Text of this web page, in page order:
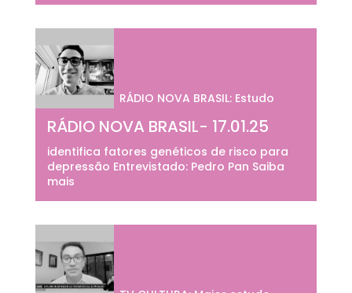
RÁDIO NOVA BRASIL- 17.01.25
RÁDIO NOVA BRASIL: Estudo
identifica fatores genéticos de risco para
depressão Entrevistado: Pedro Pan Saiba
mais